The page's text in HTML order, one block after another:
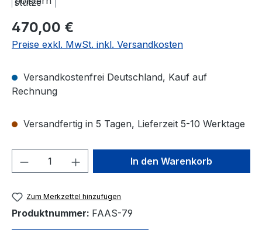
Regulärer Preis:
470,00 €
Preise exkl. MwSt. inkl. Versandkosten
Versandkostenfrei Deutschland, Kauf auf
Rechnung
Versandfertig in 5 Tagen, Lieferzeit 5-10 Werktage
Produkt Anzahl: Gib denIn den Warenkorb
Zum Merkzettel hinzufügen
Produktnummer: FAAS-79